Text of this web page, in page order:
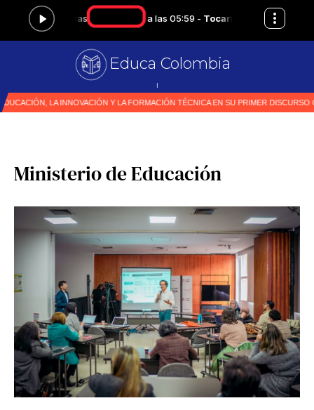
Educa Colombia
Primer medio
Ministerio de Educación